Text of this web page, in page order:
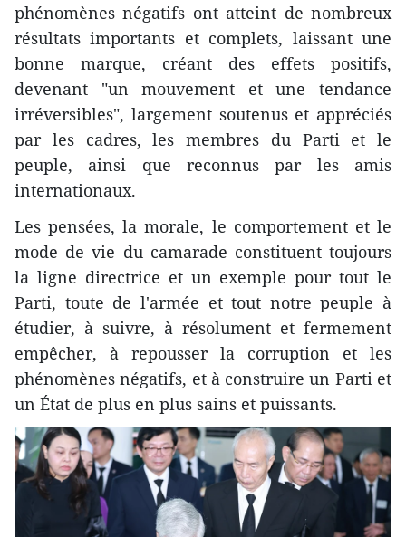
phénomènes négatifs ont atteint de nombreux
résultats importants et complets, laissant une
bonne marque, créant des effets positifs,
devenant "un mouvement et une tendance
irréversibles", largement soutenus et appréciés
par les cadres, les membres du Parti et le
peuple, ainsi que reconnus par les amis
internationaux.
Les pensées, la morale, le comportement et le
mode de vie du camarade constituent toujours
la ligne directrice et un exemple pour tout le
Parti, toute de l'armée et tout notre peuple à
étudier, à suivre, à résolument et fermement
empêcher, à repousser la corruption et les
phénomènes négatifs, et à construire un Parti et
un État de plus en plus sains et puissants.